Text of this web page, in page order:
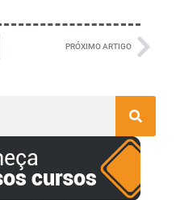
PRÓXIMO ARTIGO